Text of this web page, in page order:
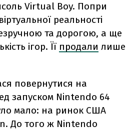
Virtual Boy. Попри
реальності
та дорогою, а ще
ігор. Її продали лише
повернутися на
запуском Nintendo 64
мало: на ринок США
До того ж Nintendo